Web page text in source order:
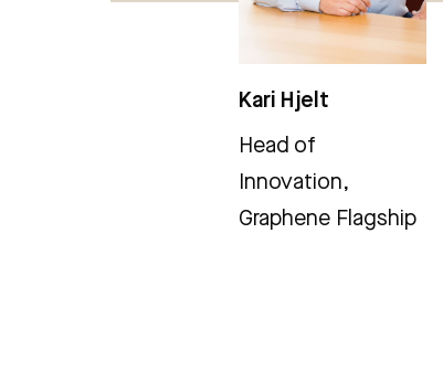
Kari Hjelt
Head of
Innovation,
Graphene Flagship